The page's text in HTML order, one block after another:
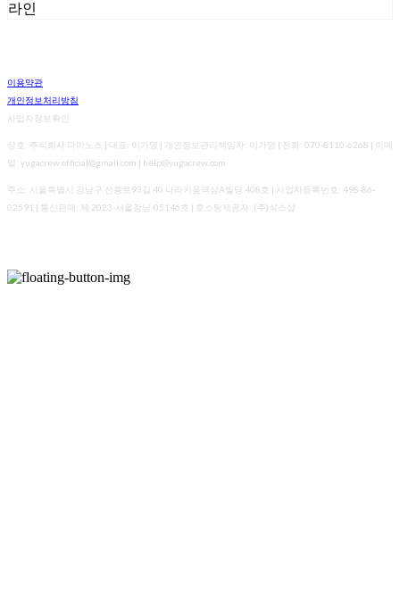
라인
이용약관
개인정보처리방침
사업자정보확인
상호: 주식회사 다이노즈 | 대표: 이가영 | 개인정보관리책임자: 이가영 | 전화: 070-8110-6268 | 이메
일: yugacrew.official@gmail.com | help@yugacrew.com
주소: 서울특별시 강남구 선릉로93길 40 나라키움역삼A빌딩 408호 | 사업자등록번호: 498-86-
02591 | 통신판매: 제 2023-서울강남-05146호 | 호스팅제공자: (주)식스샵